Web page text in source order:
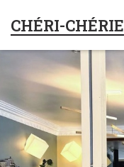
CHÉRI-CHÉRIE